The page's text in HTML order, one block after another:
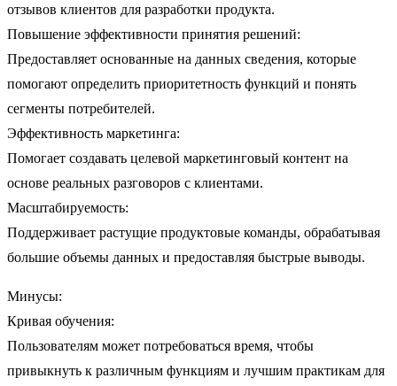
отзывов клиентов для разработки продукта.
Повышение эффективности принятия решений:
Предоставляет основанные на данных сведения, которые
помогают определить приоритетность функций и понять
сегменты потребителей.
Эффективность маркетинга:
Помогает создавать целевой маркетинговый контент на
основе реальных разговоров с клиентами.
Масштабируемость:
Поддерживает растущие продуктовые команды, обрабатывая
большие объемы данных и предоставляя быстрые выводы.
Минусы:
Кривая обучения:
Пользователям может потребоваться время, чтобы
привыкнуть к различным функциям и лучшим практикам для